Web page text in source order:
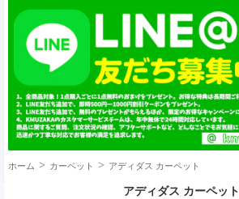
ホーム カーペット アディダス カーペット
アディダス カーペット